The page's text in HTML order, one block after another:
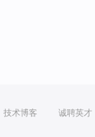
技术博客 诚聘英才